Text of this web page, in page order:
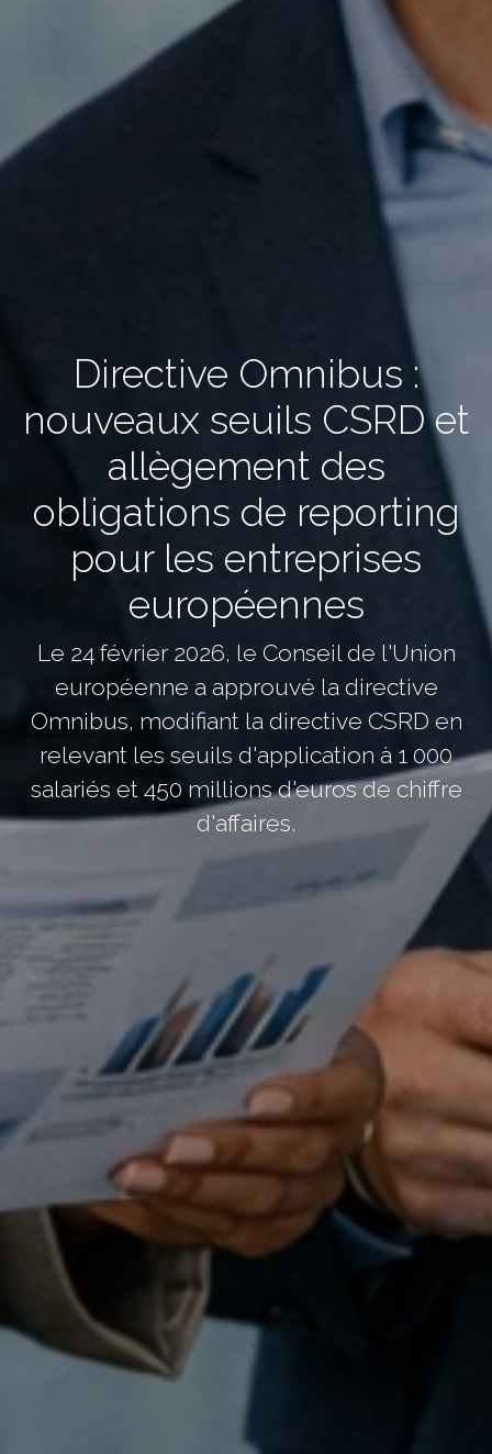
Directive Omnibus :
nouveaux seuils CSRD et
allègement des
obligations de reporting
pour les entreprises
européennes
Le 24 février 2026, le Conseil de l'Union
européenne a approuvé la directive
Omnibus, modifiant la directive CSRD en
relevant les seuils d'application à 1 000
salariés et 450 millions d'euros de chiffre
d'affaires.